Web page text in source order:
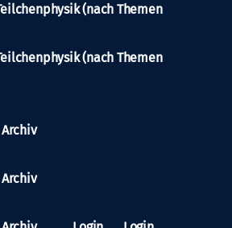
(nach Themen
(nach Themen
Archiv
Archiv